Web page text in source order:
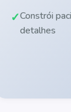
Constrói
detalhes